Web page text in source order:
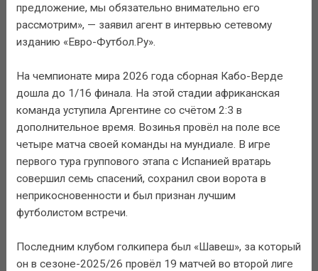
предложение, мы обязательно внимательно его
рассмотрим», — заявил агент в интервью сетевому
изданию «Евро-Футбол.Ру».
На чемпионате мира 2026 года сборная Кабо-Верде
дошла до 1/16 финала. На этой стадии африканская
команда уступила Аргентине со счётом 2:3 в
дополнительное время. Возинья провёл на поле все
четыре матча своей команды на мундиале. В игре
первого тура группового этапа с Испанией вратарь
совершил семь спасений, сохранил свои ворота в
неприкосновенности и был признан лучшим
футболистом встречи.
Последним клубом голкипера был «Шавеш», за который
он в сезоне-2025/26 провёл 19 матчей во второй лиге